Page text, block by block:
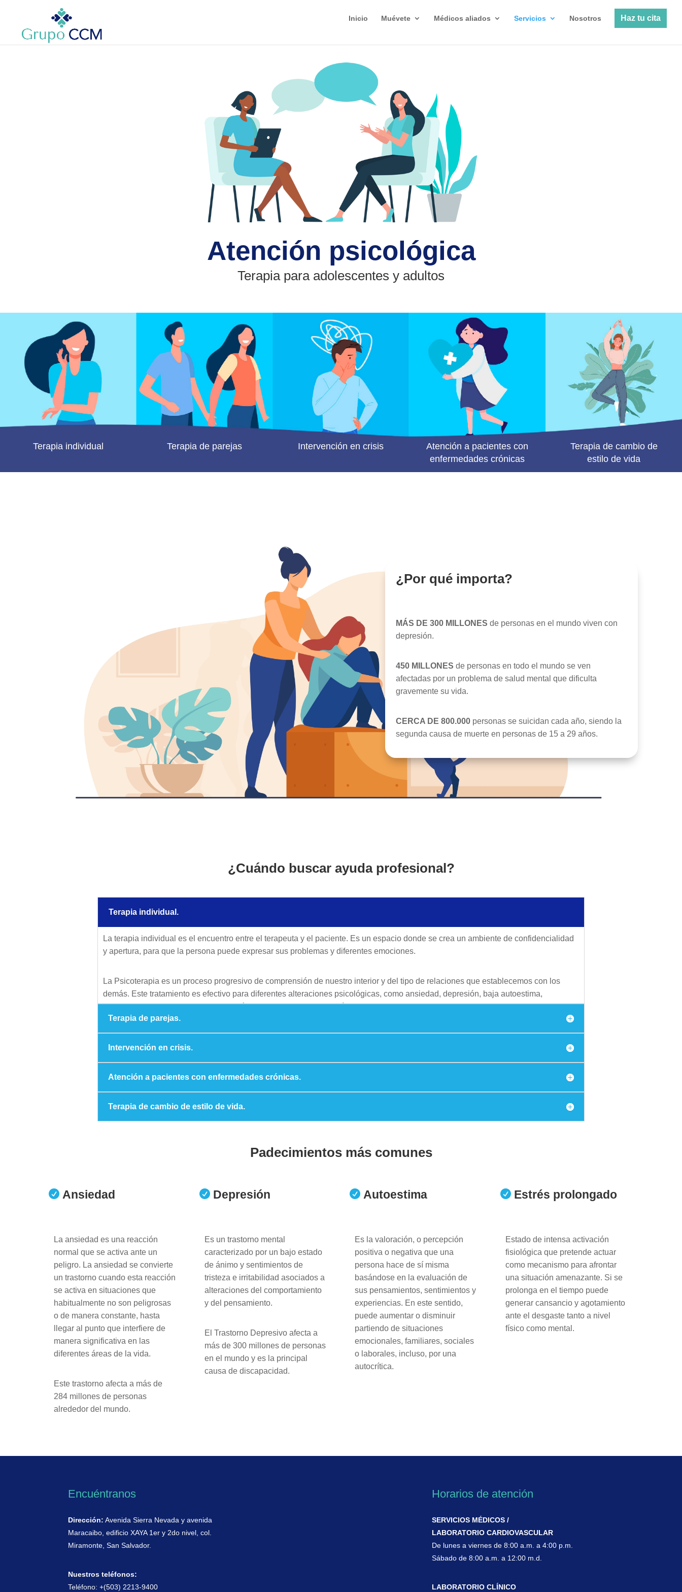
Inicio Muévete Médicos aliados Servicios Nosotros Haz tu cita
Atención psicológica
Terapia para adolescentes y adultos
Terapia individual Terapia de parejas Intervención en crisis
Atención a pacientes con
enfermedades crónicas
Terapia de cambio de
estilo de vida
¿Por qué importa?
MÁS DE 300 MILLONESde personas en el mundo viven con
depresión.
450 MILLONESde personas en todo el mundo se ven
afectadas por un problema de salud mental que dificulta
gravemente su vida.
CERCA DE 800.000 personas se suicidan cada año, siendo la
segunda causa de muerte en personas de 15 a 29 años.
¿Cuándo buscar ayuda profesional?
Terapia individual.
La terapia individual es el encuentro entre el terapeuta y el paciente. Es un espacio donde se crea un ambiente de confidencialidad
y apertura, para que la persona puede expresar sus problemas y diferentes emociones.
La Psicoterapia es un proceso progresivo de comprensión de nuestro interior y del tipo de relaciones que establecemos con los
demás. Este tratamiento es efectivo para diferentes alteraciones psicológicas, como ansiedad, depresión, baja autoestima,
problemas personales, manejo de estrés, entre otros, buscando así contribuir de forma positiva en la salud mental del paciente.
Terapia de parejas.
Intervención en crisis.
Atención a pacientes con enfermedades crónicas.
Terapia de cambio de estilo de vida.
Padecimientos más comunes
 Ansiedad
La ansiedad es una reacción
normal que se activa ante un
peligro. La ansiedad se convierte
un trastorno cuando esta reacción
se activa en situaciones que
habitualmente no son peligrosas
o de manera constante, hasta
llegar al punto que interfiere de
manera significativa en las
diferentes áreas de la vida.
Este trastorno afecta a más de
284 millones de personas
alrededor del mundo.
 Depresión
Es un trastorno mental
caracterizado por un bajo estado
de ánimo y sentimientos de
tristeza e irritabilidad asociados a
alteraciones del comportamiento
y del pensamiento.
El Trastorno Depresivo afecta a
más de 300 millones de personas
en el mundo y es la principal
causa de discapacidad.
 Autoestima
Es la valoración, o percepción
positiva o negativa que una
persona hace de sí misma
basándose en la evaluación de
sus pensamientos, sentimientos y
experiencias. En este sentido,
puede aumentar o disminuir
partiendo de situaciones
emocionales, familiares, sociales
o laborales, incluso, por una
autocrítica.
 Estrés prolongado
Estado de intensa activación
fisiológica que pretende actuar
como mecanismo para afrontar
una situación amenazante. Si se
prolonga en el tiempo puede
generar cansancio y agotamiento
ante el desgaste tanto a nivel
físico como mental.
Encuéntranos
Dirección: Avenida Sierra Nevada y avenida
Maracaibo, edificio XAYA 1er y 2do nivel, col.
Miramonte, San Salvador.
Nuestros teléfonos:
Teléfono: +(503) 2213-9400
Horarios de atención
SERVICIOS MÉDICOS /
LABORATORIO CARDIOVASCULAR
De lunes a viernes de 8:00 a.m. a 4:00 p.m.
Sábado de 8:00 a.m. a 12:00 m.d.
LABORATORIO CLÍNICO